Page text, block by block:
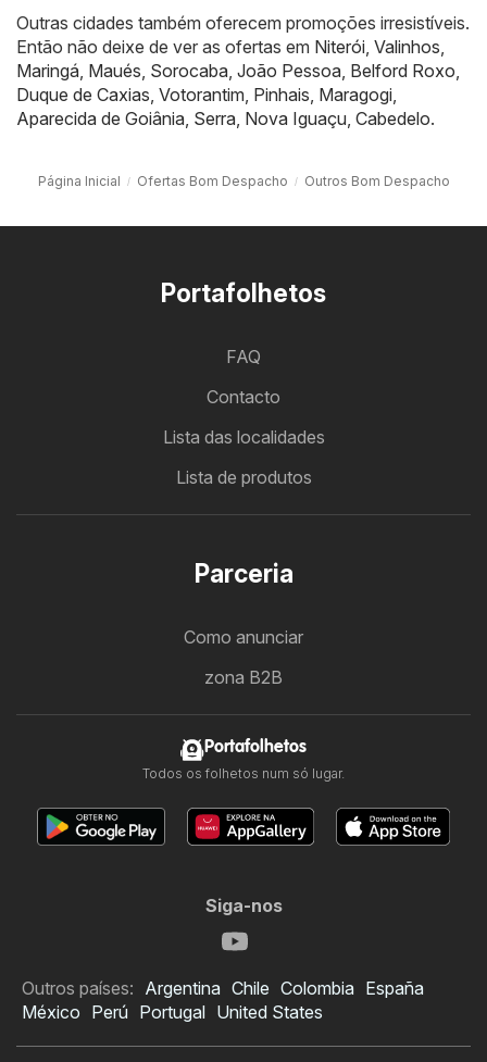
Outras cidades também oferecem promoções irresistíveis.
Então não deixe de ver as ofertas em Niterói Valinhos
Maringá Maués Sorocaba João Pessoa Belford Roxo
Duque de Caxias Votorantim Pinhais Maragogi
Aparecida de Goiânia Serra Nova Iguaçu Cabedelo.
Página Inicial Ofertas Bom Despacho Outros Bom Despacho
Portafolhetos
FAQ
Contacto
Lista das localidades
Lista de produtos
Parceria
Como anunciar
zona B2B
Portafolhetos
Todos os folhetos num só lugar.
Siga-nos
Outros países: Argentina Chile Colombia España
México Perú Portugal United States